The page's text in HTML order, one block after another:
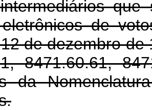
eletrônicos de
de dezembro
8471.60.61,
da